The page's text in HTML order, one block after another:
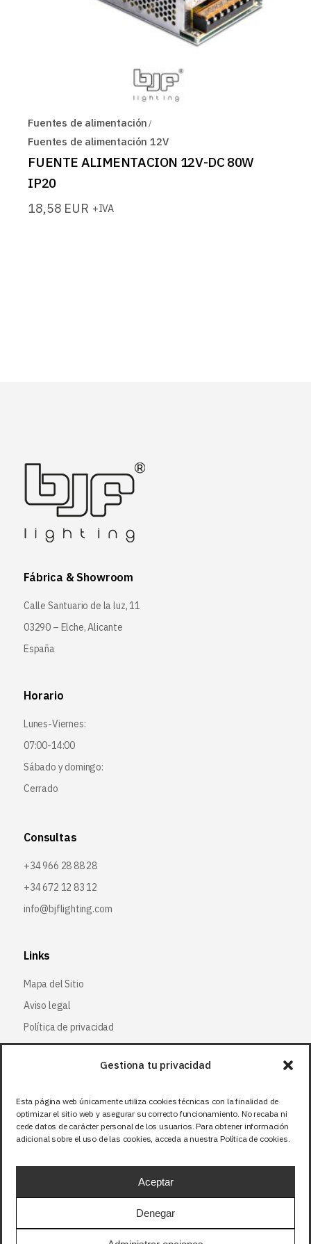
Gestiona tu privacidad
Esta página web únicamente utiliza cookies técnicas con la finalidad de
optimizar el sitio web y asegurar su correcto funcionamiento. No recaba ni
cede datos de carácter personal de los usuarios. Para obtener información
adicional sobre el uso de las cookies, acceda a nuestra Política de cookies.
Aceptar
Denegar
Fuentes de alimentación
Fuentes de alimentación 12V
FUENTE ALIMENTACION 12V-DC 80W
IP20
18,58 EUR +IVA
Fábrica & Showroom
Calle Santuario de la luz, 11
03290 – Elche, Alicante
España
Horario
Lunes-Viernes:
07:00-14:00
Sábado y domingo:
Cerrado
Consultas
+34 966 28 88 28
+34 672 12 83 12
info@bjflighting.com
Links
Mapa del Sitio
Aviso legal
Política de privacidad
Política de cookies
Síguenos
Facebook
X (Twitter)
Instagram